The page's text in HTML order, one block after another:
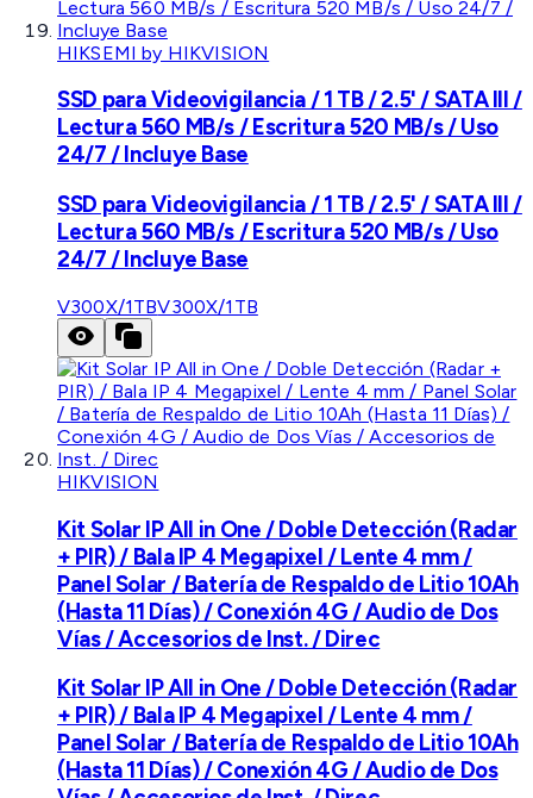
HIKSEMI by HIKVISION
SSD para Videovigilancia / 1 TB / 2.5' / SATA III /
Lectura 560 MB/s / Escritura 520 MB/s / Uso
24/7 / Incluye Base
SSD para Videovigilancia / 1 TB / 2.5' / SATA III /
Lectura 560 MB/s / Escritura 520 MB/s / Uso
24/7 / Incluye Base
V300X/1TBV300X/1TB
HIKVISION
Kit Solar IP All in One / Doble Detección (Radar
+ PIR) / Bala IP 4 Megapixel / Lente 4 mm /
Panel Solar / Batería de Respaldo de Litio 10Ah
(Hasta 11 Días) / Conexión 4G / Audio de Dos
Vías / Accesorios de Inst. / Direc
Kit Solar IP All in One / Doble Detección (Radar
+ PIR) / Bala IP 4 Megapixel / Lente 4 mm /
Panel Solar / Batería de Respaldo de Litio 10Ah
(Hasta 11 Días) / Conexión 4G / Audio de Dos